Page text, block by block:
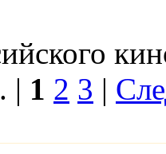
| 1 2 3 |